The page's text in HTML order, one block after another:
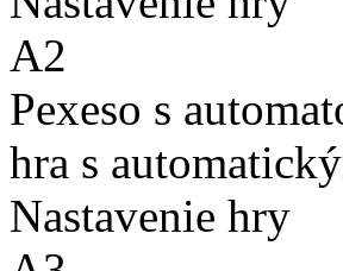
A2
Pexeso s
hra s
Nastavenie hry